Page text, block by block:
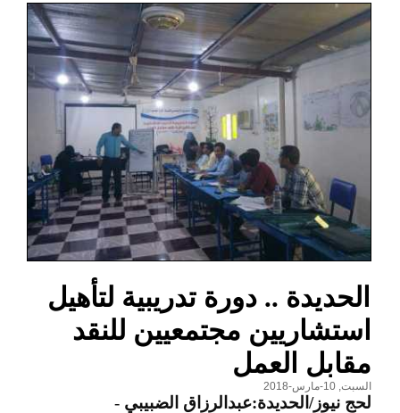
الحديدة .. دورة تدريبية لتأهيل
استشاريين مجتمعيين للنقد
مقابل العمل
السبت, 10-مارس-2018
لحج نيوز/الحديدة:عبدالرزاق الضبيبي -